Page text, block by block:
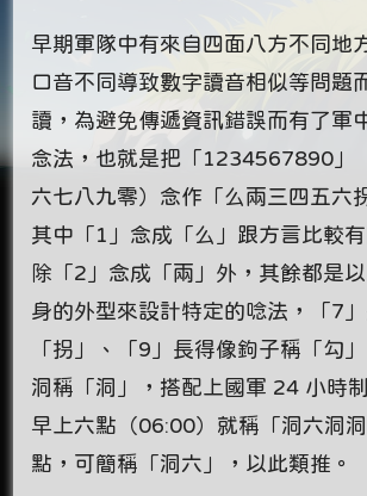
早期軍隊中有來自四面八方不同地
口音不同導致數字讀音相似等問題
讀，為避免傳遞資訊錯誤而有了軍
念法，也就是把「1234567890」
六七八九零）念作「么兩三四五六
其中「1」念成「么」跟方言比較
除「2」念成「兩」外，其餘都是
身的外型來設計特定的唸法，「7
「拐」、「9」長得像鉤子稱「勾
洞稱「洞」，搭配上國軍 24 小時
早上六點（06:00）就稱「洞六洞
點，可簡稱「洞六」，以此類推。